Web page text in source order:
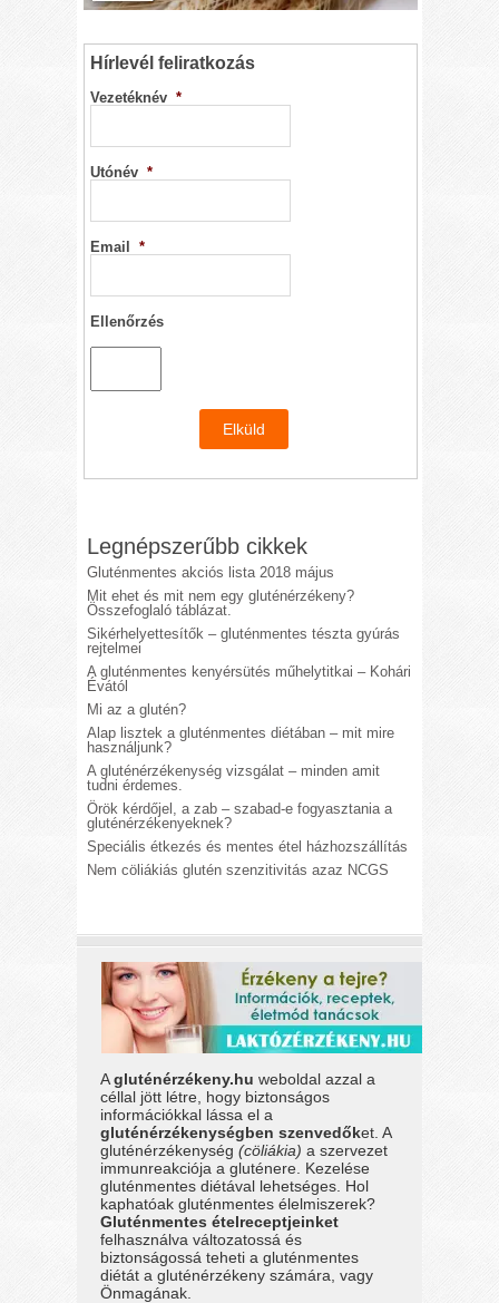
Hírlevél feliratkozás
Vezetéknév *
Utónév *
Email *
Ellenőrzés
Legnépszerűbb cikkek
Gluténmentes akciós lista 2018 május
Mit ehet és mit nem egy gluténérzékeny?
Összefoglaló táblázat.
Sikérhelyettesítők – gluténmentes tészta gyúrás
rejtelmei
A gluténmentes kenyérsütés műhelytitkai – Kohári
Évától
Mi az a glutén?
Alap lisztek a gluténmentes diétában – mit mire
használjunk?
A gluténérzékenység vizsgálat – minden amit
tudni érdemes.
Örök kérdőjel, a zab – szabad-e fogyasztania a
gluténérzékenyeknek?
Speciális étkezés és mentes étel házhozszállítás
Nem cöliákiás glutén szenzitivitás azaz NCGS
Agluténérzékeny.hu weboldal azzal a
céllal jött létre, hogy biztonságos
információkkal lássa el a
gluténérzékenységben szenvedőket. A
gluténérzékenység(cöliákia) a szervezet
immunreakciója a gluténere. Kezelése
gluténmentes diétával lehetséges. Hol
kaphatóak gluténmentes élelmiszerek?
Gluténmentes ételreceptjeinket
felhasználva változatossá és
biztonságossá teheti a gluténmentes
diétát a gluténérzékeny számára, vagy
Önmagának.